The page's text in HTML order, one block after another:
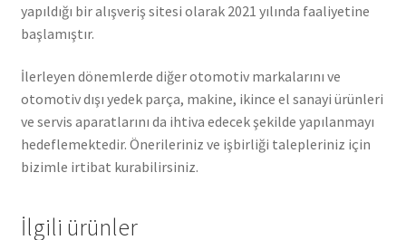
yapıldığı bir alışveriş sitesi olarak 2021 yılında faaliyetine
başlamıştır.
İlerleyen dönemlerde diğer otomotiv markalarını ve
otomotiv dışı yedek parça, makine, ikince el sanayi ürünleri
ve servis aparatlarını da ihtiva edecek şekilde yapılanmayı
hedeflemektedir. Önerileriniz ve işbirliği talepleriniz için
bizimle irtibat kurabilirsiniz.
İlgili ürünler